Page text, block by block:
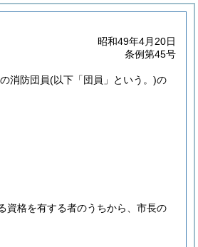
昭和49年4月20日
条例第45号
消防団員(以下「団員」という。)の
資格を有する者のうちから、市長の